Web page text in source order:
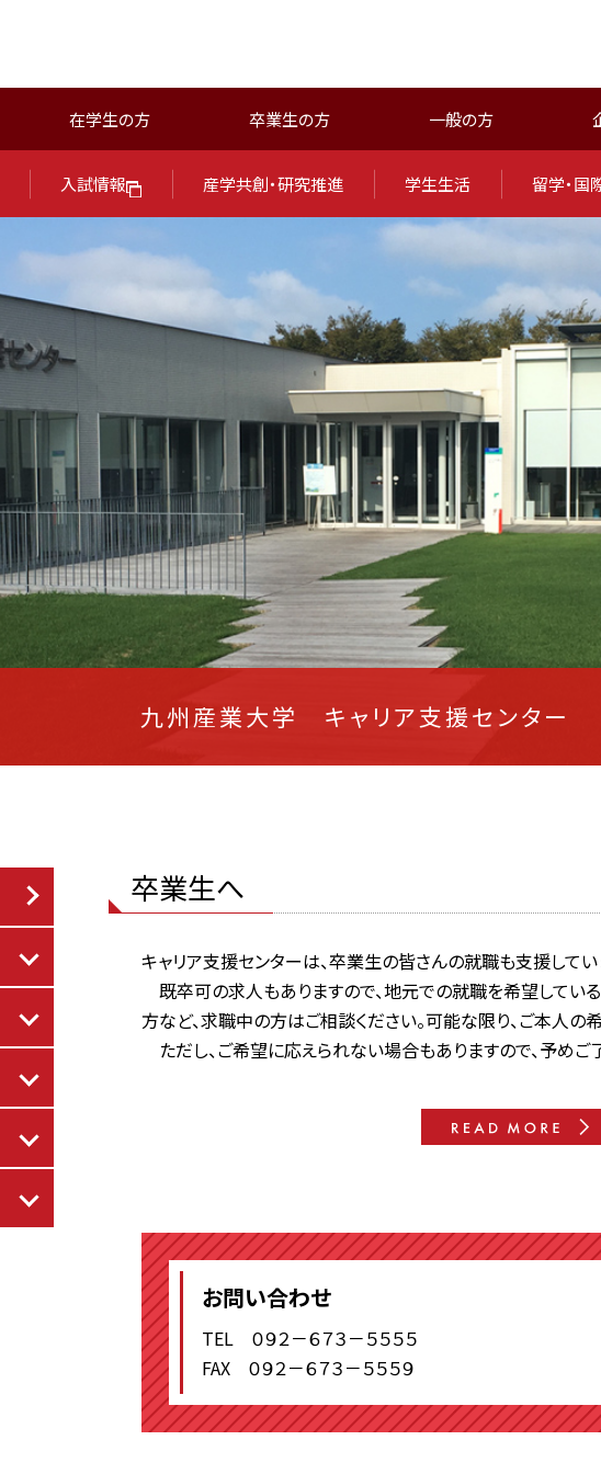
在学生の方 卒業生の方 一般の方
入試情報 産学共創・研究推進 学生生活 留学・国
九州産業大学 キャリア支援センター
卒業生へ
キャリア支援センターは、卒業生の皆さんの就職も支援してい
既卒可の求人もありますので、地元での就職を希望してい
方など、求職中の方はご相談ください。可能な限り、ご本人の
ただし、ご希望に応えられない場合もありますので、予めご
お問い合わせ
TEL ０９２－６７３－５５５５
FAX ０９２－６７３－５５５９